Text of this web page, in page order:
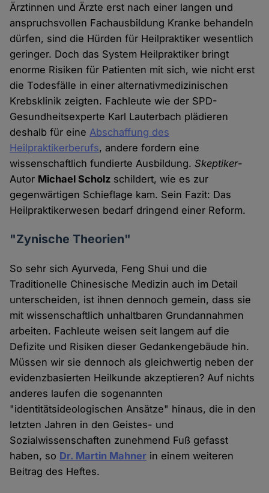
Ärztinnen und Ärzte erst nach einer langen und
anspruchsvollen Fachausbildung Kranke behandeln
dürfen, sind die Hürden für Heilpraktiker wesentlich
geringer. Doch das System Heilpraktiker bringt
enorme Risiken für Patienten mit sich, wie nicht erst
die Todesfälle in einer alternativmedizinischen
Krebsklinik zeigten. Fachleute wie der SPD-
Gesundheitsexperte Karl Lauterbach plädieren
deshalb für eineAbschaffung des
Heilpraktikerberufs, andere fordern eine
wissenschaftlich fundierte Ausbildung.Skeptiker-
Autor Michael Scholz schildert, wie es zur
gegenwärtigen Schieflage kam. Sein Fazit: Das
Heilpraktikerwesen bedarf dringend einer Reform.
"Zynische Theorien"
So sehr sich Ayurveda, Feng Shui und die
Traditionelle Chinesische Medizin auch im Detail
unterscheiden, ist ihnen dennoch gemein, dass sie
mit wissenschaftlich unhaltbaren Grundannahmen
arbeiten. Fachleute weisen seit langem auf die
Defizite und Risiken dieser Gedankengebäude hin.
Müssen wir sie dennoch als gleichwertig neben der
evidenzbasierten Heilkunde akzeptieren? Auf nichts
anderes laufen die sogenannten
"identitätsideologischen Ansätze" hinaus, die in den
letzten Jahren in den Geistes- und
Sozialwissenschaften zunehmend Fuß gefasst
haben, so Dr. Martin Mahner in einem weiteren
Beitrag des Heftes.